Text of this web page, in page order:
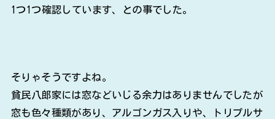
1つ1つ確認しています、との事でした。
そりゃそうですよね。
貧民八郎家には窓などいじる余力はありませんでしたが
窓も色々種類があり、アルゴンガス入りや、トリプルサ